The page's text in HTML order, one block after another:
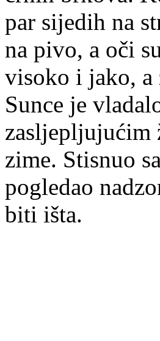
par sijedih na
na pivo, a oči
visoko i jako, a
Sunce je
zasljepljujućim
zime. Stisnuo
pogledao
biti išta.